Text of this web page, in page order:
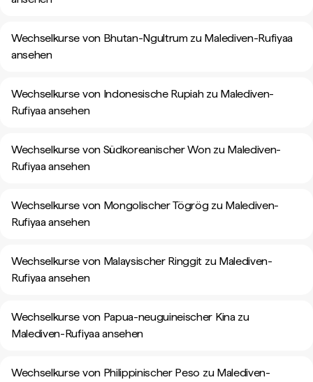
Wechselkurse von Bhutan-Ngultrum zu Malediven-Rufiyaa
ansehen
Wechselkurse von Indonesische Rupiah zu Malediven-
Rufiyaa ansehen
Wechselkurse von Südkoreanischer Won zu Malediven-
Rufiyaa ansehen
Wechselkurse von Mongolischer Tögrög zu Malediven-
Rufiyaa ansehen
Wechselkurse von Malaysischer Ringgit zu Malediven-
Rufiyaa ansehen
Wechselkurse von Papua-neuguineischer Kina zu
Malediven-Rufiyaa ansehen
Wechselkurse von Philippinischer Peso zu Malediven-